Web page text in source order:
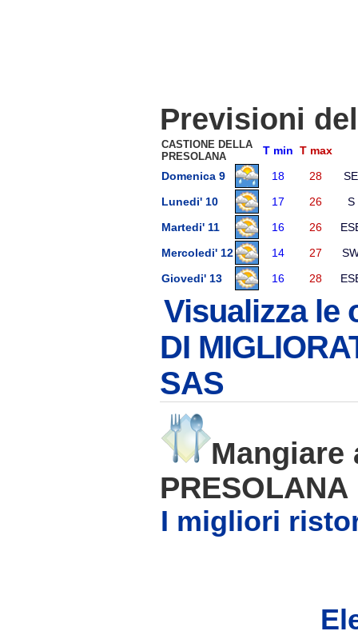
Previsioni
CASTIONE DELLA
PRESOLANA
T min T max
Domenica 9
18 28
SE
Lunedi' 10
17 26
S
Martedi' 11
16 26
Mercoledi' 12
14 27
Giovedi' 13
16 28
Visualizza le
DI
SAS
Mangiare
PRESOLANA
I migliori